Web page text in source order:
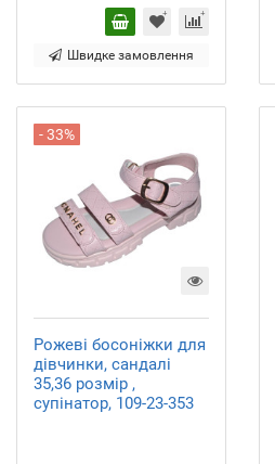
Швидке замовлення
- 33%
Рожеві босоніжки для
дівчинки, сандалі
35,36 розмір ,
супінатор, 109-23-353